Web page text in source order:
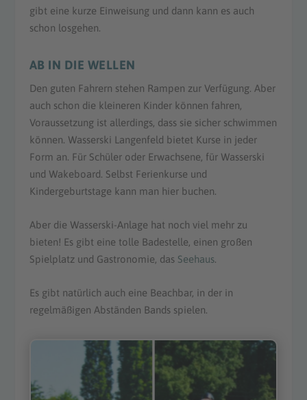
gibt eine kurze Einweisung und dann kann es auch
schon losgehen.
AB IN DIE WELLEN
Den guten Fahrern stehen Rampen zur Verfügung. Aber
auch schon die kleineren Kinder können fahren,
Voraussetzung ist allerdings, dass sie sicher schwimmen
können. Wasserski Langenfeld bietet Kurse in jeder
Form an. Für Schüler oder Erwachsene, für Wasserski
und Wakeboard. Selbst Ferienkurse und
Kindergeburtstage kann man hier buchen.
Aber die Wasserski-Anlage hat noch viel mehr zu
bieten! Es gibt eine tolle Badestelle, einen großen
Spielplatz und Gastronomie, das Seehaus.
Es gibt natürlich auch eine Beachbar, in der in
regelmäßigen Abständen Bands spielen.